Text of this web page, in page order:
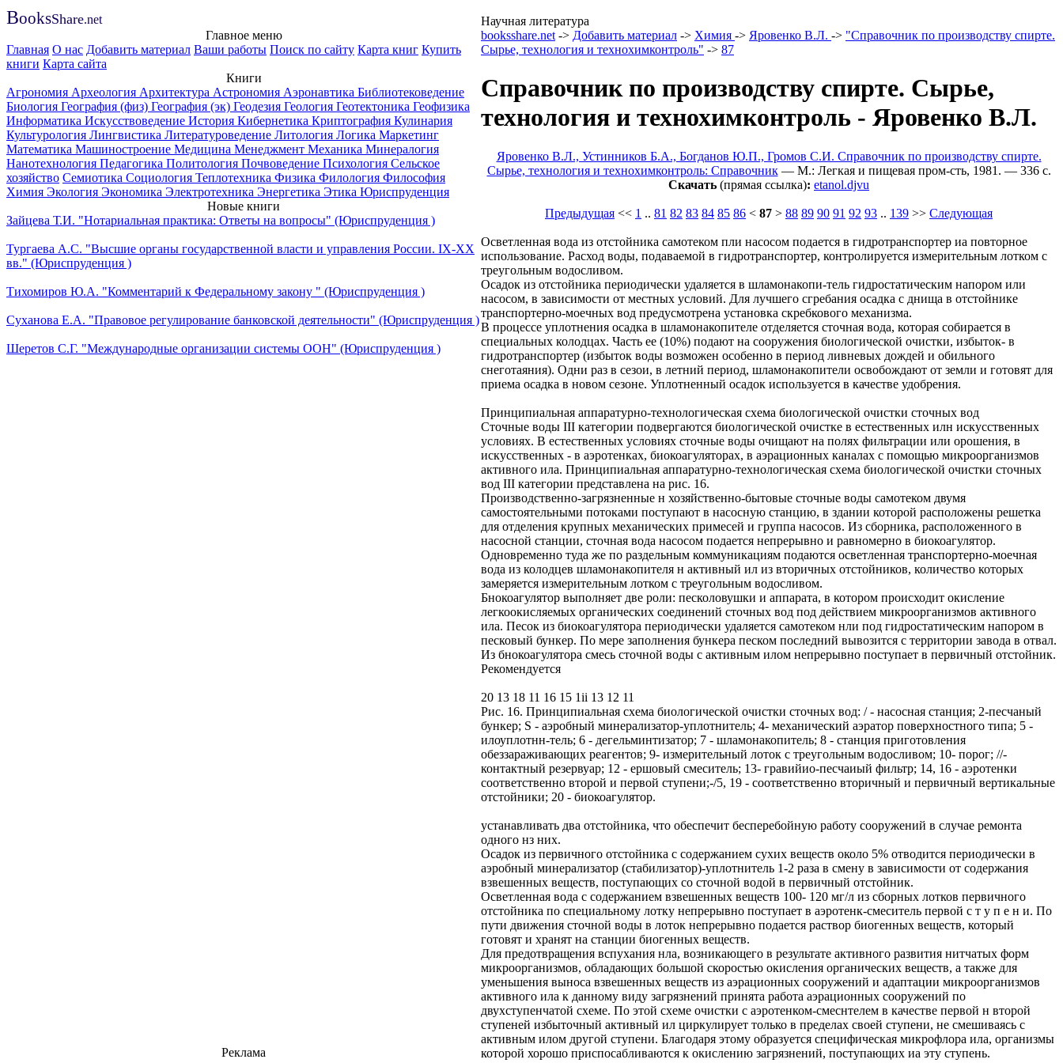
BooksShare.net
Научная литература
Главное меню
Главная О нас Добавить материал Ваши работы Поиск по сайту Карта книг Купить
книги Карта сайта
Книги
Агрономия Археология Архитектура Астрономия Аэронавтика Библиотековедение
Биология География (физ) География (эк) Геодезия Геология Геотектоника Геофизика
Информатика Искусствоведение История Кибернетика Криптография Кулинария
Культурология Лингвистика Литературоведение Литология Логика Маркетинг
Математика Машиностроение Медицина Менеджмент Механика Минералогия
Нанотехнология Педагогика Политология Почвоведение Психология Сельское
хозяйство Семиотика Социология Теплотехника Физика Филология Философия
Химия Экология Экономика Электротехника Энергетика Этика Юриспруденция
Новые книги
Зайцева Т.И. "Нотариальная практика: Ответы на вопросы" (Юриспруденция )
Тургаева А.С. "Высшие органы государственной власти и управления России. IХ-ХХ
вв." (Юриспруденция )
Тихомиров Ю.А. "Комментарий к Федеральному закону " (Юриспруденция )
Суханова Е.А. "Правовое регулирование банковской деятельности" (Юриспруденция )
Шеретов С.Г. "Международные организации системы ООН" (Юриспруденция )
booksshare.net -> Добавить материал -> Химия -> Яровенко В.Л. -> "Справочник по производству спирте.
Сырье, технология и технохимконтроль" -> 87
Справочник по производству спирте. Сырье,
технология и технохимконтроль - Яровенко В.Л.
Яровенко В.Л., Устинников Б.А., Богданов Ю.П., Громов С.И. Справочник по производству спирте.
Сырье, технология и технохимконтроль: Справочник— M.: Легкая и пищевая пром-сть, 1981. — 336 c.
Скачать (прямая ссылка): etanol.djvu
Предыдущая << 1 .. 81 82 83 84 85 86 < 87 > 88 89 90 91 92 93 .. 139 >> Следующая
Осветленная вода из отстойника самотеком пли насосом подается в гидротранспортер иа повторное
использование. Расход воды, подаваемой в гидротранспортер, контролируется измерительным лотком с
треугольным водосливом.
Осадок из отстойника периодически удаляется в шламонакопи-тель гидростатическим напором или
насосом, в зависимости от местных условий. Для лучшего сгребания осадка с днища в отстойнике
транспортерно-моечных вод предусмотрена установка скребкового механизма.
В процессе уплотнения осадка в шламонакопителе отделяется сточная вода, которая собирается в
специальных колодцах. Часть ее (10%) подают на сооружения биологической очистки, избыток- в
гидротранспортер (избыток воды возможен особенно в период ливневых дождей и обильного
снеготаяния). Одни раз в сезои, в летний период, шламонакопители освобождают от земли и готовят для
приема осадка в новом сезоне. Уплотненный осадок используется в качестве удобрения.
Принципиальная аппаратурно-технологическая схема биологической очистки сточных вод
Сточные воды III категории подвергаются биологической очистке в естественных илн искусственных
условиях. В естественных условиях сточные воды очищают на полях фильтрации или орошения, в
искусственных - в аэротенках, биокоагуляторах, в аэрационных каналах с помощью микроорганизмов
активного ила. Принципиальная аппаратурно-технологическая схема биологической очистки сточных
вод III категории представлена на рис. 16.
Производственно-загрязненные н хозяйственно-бытовые сточные воды самотеком двумя
самостоятельными потоками поступают в насосную станцию, в здании которой расположены решетка
для отделения крупных механических примесей и группа насосов. Из сборника, расположенного в
насосной станции, сточная вода насосом подается непрерывно и равномерно в биокоагулятор.
Одновременно туда же по раздельным коммуникациям подаются осветленная транспортерно-моечная
вода из колодцев шламонакопителя н активный ил из вторичных отстойников, количество которых
замеряется измерительным лотком с треугольным водосливом.
Бнокоагулятор выполняет две роли: песколовушки и аппарата, в котором происходит окисление
легкоокисляемых органических соединений сточных вод под действием микроорганизмов активного
ила. Песок из биокоагулятора периодически удаляется самотеком нли под гидростатическим напором в
песковый бункер. По мере заполнения бункера песком последний вывозится с территории завода в отвал.
Из бнокоагулятора смесь сточной воды с активным илом непрерывно поступает в первичный отстойник.
Рекомендуется
20 13 18 11 16 15 1іі 13 12 11
Рис. 16. Принципиальная схема биологической очистки сточных вод: / - насосная станция; 2-песчаный
бункер; S - аэробный минерализатор-уплотнитель; 4- механический аэратор поверхностного типа; 5 -
илоуплотнн-тель; 6 - дегельминтизатор; 7 - шламонакопитель; 8 - станция приготовления
обеззараживающих реагентов; 9- измерительный лоток с треугольным водосливом; 10- порог; //-
контактный резервуар; 12 - ершовый смеситель; 13- гравийио-песчаиый фильтр; 14, 16 - аэротенки
соответственно второй и первой ступени;-/5, 19 - соответственно вторичный и первичный вертикальные
отстойники; 20 - биокоагулятор.
устанавливать два отстойника, что обеспечит бесперебойную работу сооружений в случае ремонта
одного нз них.
Осадок из первичного отстойника с содержанием сухих веществ около 5% отводится периодически в
аэробный минерализатор (стабилизатор)-уплотнитель 1-2 раза в смену в зависимости от содержания
взвешенных веществ, поступающих со сточной водой в первичный отстойник.
Осветленная вода с содержанием взвешенных веществ 100- 120 мг/л из сборных лотков первичного
отстойника по специальному лотку непрерывно поступает в аэротенк-смеситель первой с т у п е н и. По
пути движения сточной воды в лоток непрерывно подается раствор биогенных веществ, который
готовят и хранят на станции биогенных веществ.
Для предотвращения вспухания нла, возникающего в результате активного развития нитчатых форм
микроорганизмов, обладающих большой скоростью окисления органических веществ, а также для
уменьшения выноса взвешенных веществ из аэрационных сооружений и адаптации микроорганизмов
активного ила к данному виду загрязнений принята работа аэрационных сооружений по
двухступенчатой схеме. По этой схеме очистки с аэротенком-смеснтелем в качестве первой н второй
ступеней избыточный активный ил циркулирует только в пределах своей ступени, не смешиваясь с
активным илом другой ступени. Благодаря этому образуется специфическая микрофлора ила, организмы
которой хорошо приспосабливаются к окислению загрязнений, поступающих иа эту ступень.
Реклама